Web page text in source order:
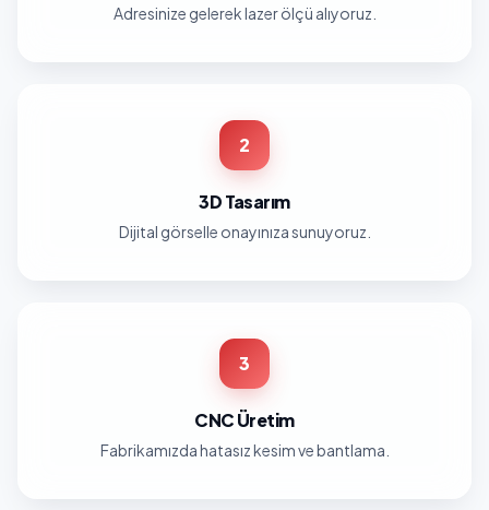
Adresinize gelerek lazer ölçü alıyoruz.
2
3D Tasarım
Dijital görselle onayınıza sunuyoruz.
3
CNC Üretim
Fabrikamızda hatasız kesim ve bantlama.